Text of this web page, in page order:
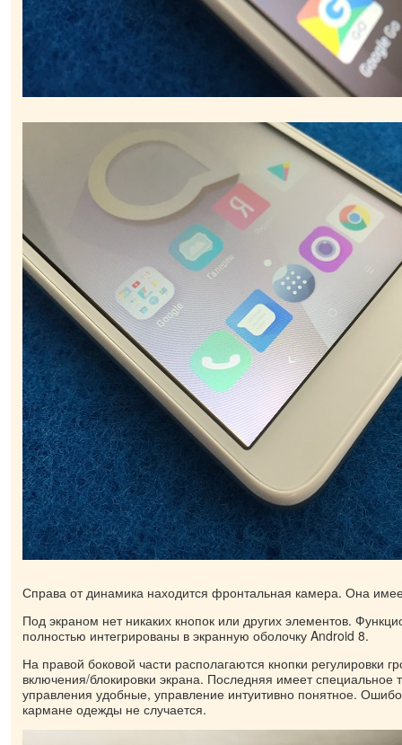
Справа от динамика находится фронтальная камера. Она
Под экраном нет никаких кнопок или других элементов.
полностью интегрированы в экранную оболочку Android 8.
На правой боковой части располагаются кнопки регулировки
включения/блокировки экрана. Последняя имеет специальное
управления удобные, управление интуитивно понятное.
кармане одежды не случается.